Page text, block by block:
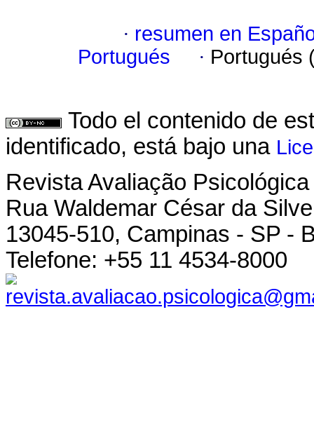
· resumen en
Portugués
· Portugués
Todo el contenido de
identificado, está bajo una
Revista Avaliação Psicológica
Rua Waldemar César da
13045-510, Campinas - SP -
Telefone: +55 11 4534-8000